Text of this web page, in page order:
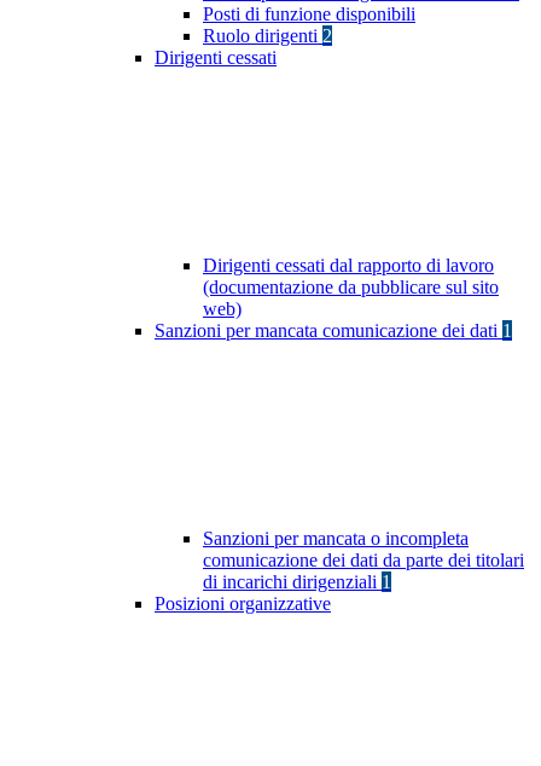
Posti di funzione disponibili
Ruolo dirigenti 2
Dirigenti cessati
Dirigenti cessati dal rapporto di lavoro
(documentazione da pubblicare sul sito
web)
Sanzioni per mancata comunicazione dei dati 1
Sanzioni per mancata o incompleta
comunicazione dei dati da parte dei titolari
di incarichi dirigenziali 1
Posizioni organizzative